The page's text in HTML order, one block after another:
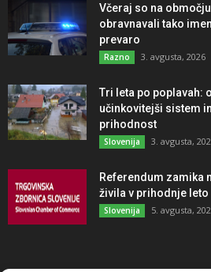
Včeraj so na
obravnavali tako
prevaro
Razno 3. avgusta, 2026
Tri leta po poplavah:
učinkovitejši sistem
prihodnost
Slovenija 3. avgusta,
Referendum zamika
živila v prihodnje leto
Slovenija 5. avgusta,